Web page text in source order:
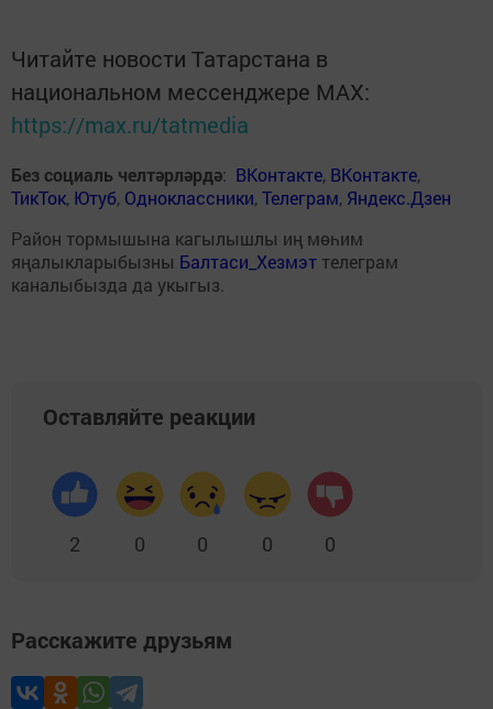
Читайте новости Татарстана в
национальном мессенджере MАХ:
https://max.ru/tatmedia
Без социаль челтәрләрдә: ВКонтакте, ВКонтакте,
ТикТок, Ютуб, Одноклассники,Телеграм, Яндекс.Дзен
Район тормышына кагылышлы иң мөһим
яңалыкларыбызны Балтаси_Хезмэт телеграм
каналыбызда да укыгыз.
Оставляйте реакции
2 0 0 0 0
Расскажите друзьям